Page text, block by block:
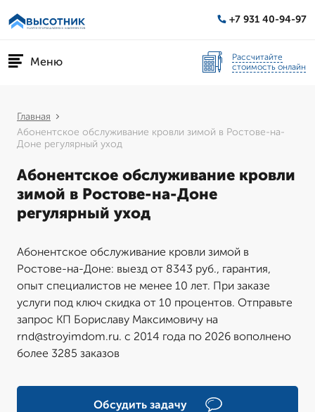
+7 931 40-94-97
Меню
Рассчитайте
стоимость онлайн
Главная
Абонентское обслуживание кровли зимой в Ростове-на-
Доне регулярный уход
Абонентское обслуживание кровли
зимой в Ростове-на-Доне
регулярный уход
Абонентское обслуживание кровли зимой в
Ростове-на-Доне: выезд от 8343 руб., гарантия,
опыт специалистов не менее 10 лет. При заказе
услуги под ключ скидка от 10 процентов. Отправьте
запрос КП Бориславу Максимовичу на
rnd@stroyimdom.ru. с 2014 года по 2026 вополнено
более 3285 заказов
Обсудить задачу